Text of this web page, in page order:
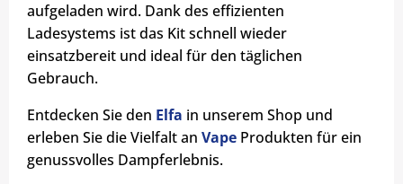
aufgeladen wird. Dank des effizienten
Ladesystems ist das Kit schnell wieder
einsatzbereit und ideal für den täglichen
Gebrauch.
Entdecken Sie den Elfa in unserem Shop und
erleben Sie die Vielfalt an Vape Produkten für ein
genussvolles Dampferlebnis.